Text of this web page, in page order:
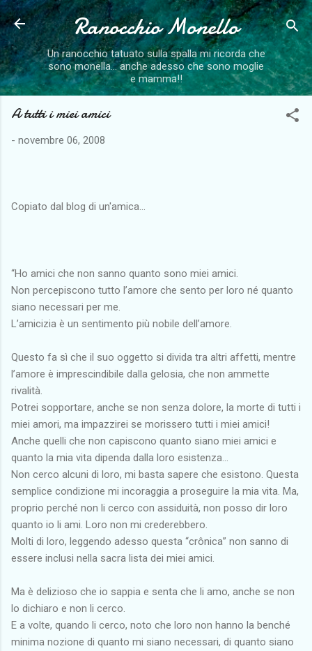
Passa ai contenuti principali
Ranocchio Monello
Un ranocchio tatuato sulla spalla mi ricorda che
sono monella... anche adesso che sono moglie
e mamma!!
A tutti i miei amici
- novembre 06, 2008
Copiato dal blog di un'amica...
“Ho amici che non sanno quanto sono miei amici.
Non percepiscono tutto l’amore che sento per loro né quanto
siano necessari per me.
L’amicizia è un sentimento più nobile dell’amore.
Questo fa sì che il suo oggetto si divida tra altri affetti, mentre
l’amore è imprescindibile dalla gelosia, che non ammette
rivalità.
Potrei sopportare, anche se non senza dolore, la morte di tutti i
miei amori, ma impazzirei se morissero tutti i miei amici!
Anche quelli che non capiscono quanto siano miei amici e
quanto la mia vita dipenda dalla loro esistenza…
Non cerco alcuni di loro, mi basta sapere che esistono. Questa
semplice condizione mi incoraggia a proseguire la mia vita. Ma,
proprio perché non li cerco con assiduità, non posso dir loro
quanto io li ami. Loro non mi crederebbero.
Molti di loro, leggendo adesso questa “crônica” non sanno di
essere inclusi nella sacra lista dei miei amici.
Ma è delizioso che io sappia e senta che li amo, anche se non
lo dichiaro e non li cerco.
E a volte, quando li cerco, noto che loro non hanno la benché
minima nozione di quanto mi siano necessari, di quanto siano